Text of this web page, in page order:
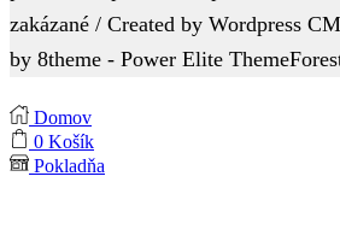
zakázané / Created by Wordpress
by 8theme - Power Elite
Domov
0 Košík
Pokladňa